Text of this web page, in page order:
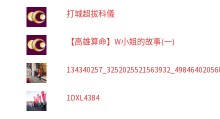
打城超拔科儀
【高雄算命】W小姐的故事(一)
1DXL4384